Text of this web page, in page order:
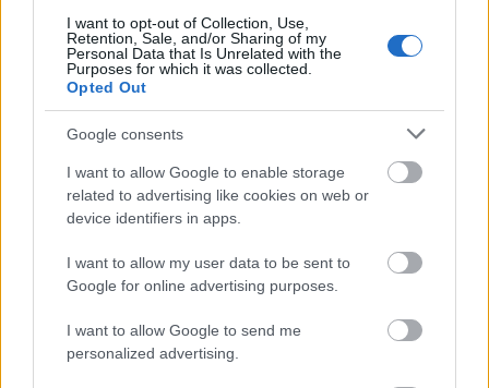
I want to opt-out of Collection, Use,
Retention, Sale, and/or Sharing of my
Personal Data that Is Unrelated with the
Purposes for which it was collected.
Opted Out
Google consents
I want to allow Google to enable storage
related to advertising like cookies on web or
device identifiers in apps.
I want to allow my user data to be sent to
Google for online advertising purposes.
I want to allow Google to send me
personalized advertising.
A debreceni Bad Habit zenekar új dallal és klippel
érkezik vissza a februárban kiadott Nyár videoklipje
után. A punkosabb vonalat sem elhagyva, ...